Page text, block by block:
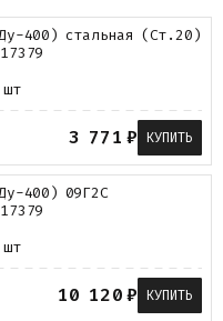
400) стальная (Ст.20)
3 771 ₽ КУПИТЬ
400) 09Г2С
10 120₽ КУПИТЬ